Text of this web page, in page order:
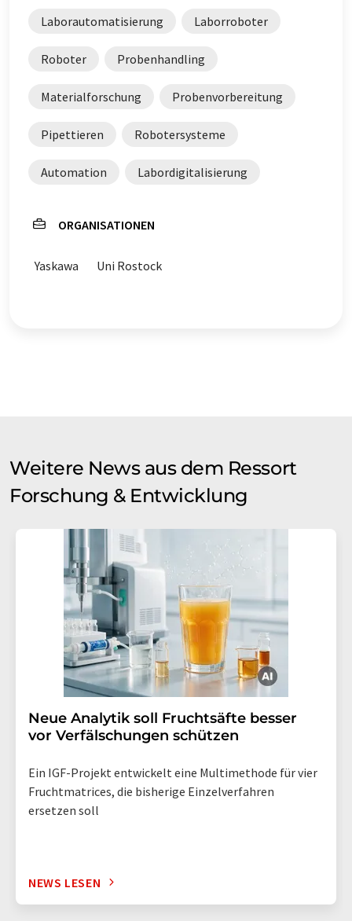
Laborautomatisierung Laborroboter
Roboter Probenhandling
Materialforschung Probenvorbereitung
Pipettieren Robotersysteme
Automation Labordigitalisierung
ORGANISATIONEN
Yaskawa Uni Rostock
Weitere News aus dem Ressort
Forschung & Entwicklung
Neue Analytik soll Fruchtsäfte besser
vor Verfälschungen schützen
Ein IGF-Projekt entwickelt eine Multimethode für vier
Fruchtmatrices, die bisherige Einzelverfahren
ersetzen soll
NEWS LESEN